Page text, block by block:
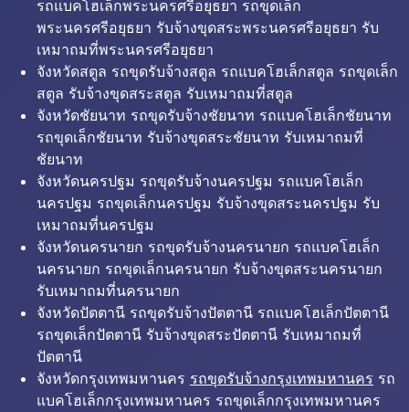
รถแบคโฮเล็กพระนครศรีอยุธยา รถขุดเล็ก
พระนครศรีอยุธยา รับจ้างขุดสระพระนครศรีอยุธยา รับ
เหมาถมที่พระนครศรีอยุธยา
จังหวัดสตูล รถขุดรับจ้างสตูล รถแบคโฮเล็กสตูล รถขุดเล็ก
สตูล รับจ้างขุดสระสตูล รับเหมาถมที่สตูล
จังหวัดชัยนาท รถขุดรับจ้างชัยนาท รถแบคโฮเล็กชัยนาท
รถขุดเล็กชัยนาท รับจ้างขุดสระชัยนาท รับเหมาถมที่
ชัยนาท
จังหวัดนครปฐม รถขุดรับจ้างนครปฐม รถแบคโฮเล็ก
นครปฐม รถขุดเล็กนครปฐม รับจ้างขุดสระนครปฐม รับ
เหมาถมที่นครปฐม
จังหวัดนครนายก รถขุดรับจ้างนครนายก รถแบคโฮเล็ก
นครนายก รถขุดเล็กนครนายก รับจ้างขุดสระนครนายก
รับเหมาถมที่นครนายก
จังหวัดปัตตานี รถขุดรับจ้างปัตตานี รถแบคโฮเล็กปัตตานี
รถขุดเล็กปัตตานี รับจ้างขุดสระปัตตานี รับเหมาถมที่
ปัตตานี
จังหวัดกรุงเทพมหานคร รถขุดรับจ้างกรุงเทพมหานคร รถ
แบคโฮเล็กกรุงเทพมหานคร รถขุดเล็กกรุงเทพมหานคร